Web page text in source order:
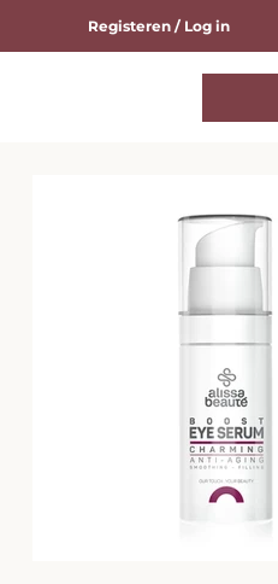
Registeren / Log in